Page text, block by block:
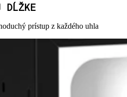
DĹŽKE
prístup z každého uhla